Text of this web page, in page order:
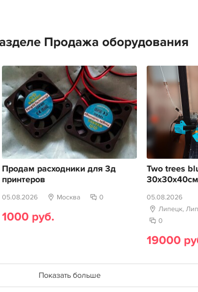
Продажа оборудования
Продам расходники для 3д
принтеров
05.08.2026 Москва 0
1000 руб.
Two trees
05.08.2026
Липецк,
0
19000
Показать больше